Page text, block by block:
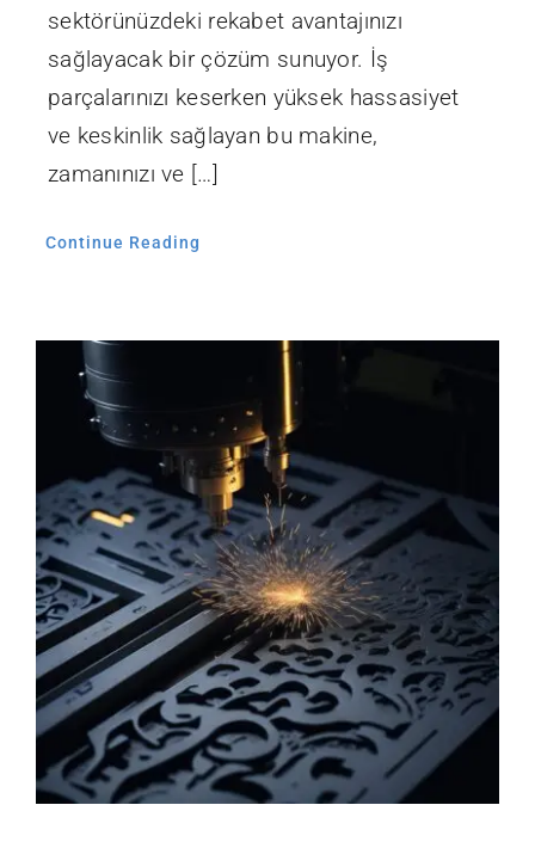
sektörünüzdeki rekabet avantajınızı
sağlayacak bir çözüm sunuyor. İş
parçalarınızı keserken yüksek hassasiyet
ve keskinlik sağlayan bu makine,
zamanınızı ve […]
Continue Reading